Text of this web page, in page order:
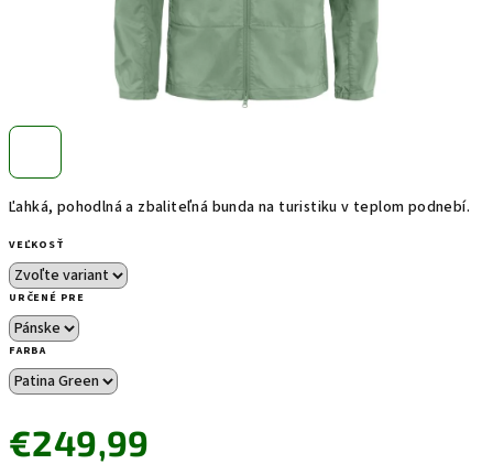
Ľahká, pohodlná a zbaliteľná bunda na turistiku v teplom podnebí.
VEĽKOSŤ
URČENÉ PRE
FARBA
€249,99